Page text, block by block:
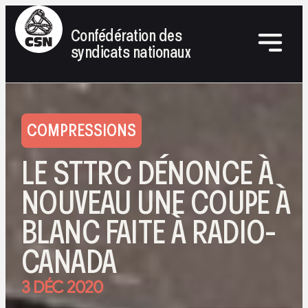
Confédération des
syndicats nationaux
COMPRESSIONS
LE STTRC DÉNONCE À
NOUVEAU UNE COUPE À
BLANC FAITE À RADIO-
CANADA
3 DÉC 2020